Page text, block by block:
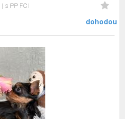
s PP FCI
dohodou